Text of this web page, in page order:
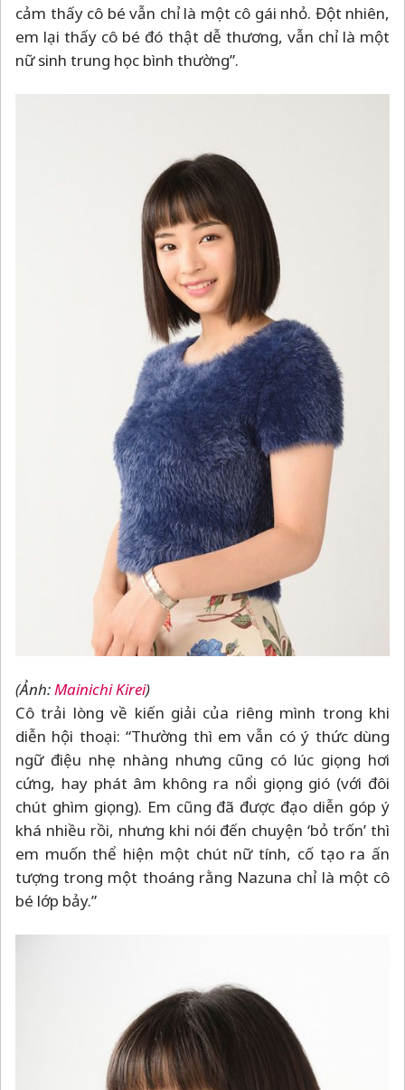
cảm thấy cô bé vẫn chỉ là một cô gái nhỏ. Đột nhiên,
em lại thấy cô bé đó thật dễ thương, vẫn chỉ là một
nữ sinh trung học bình thường”.
(Ảnh:Mainichi Kirei)
Cô trải lòng về kiến giải của riêng mình trong khi
diễn hội thoại: “Thường thì em vẫn có ý thức dùng
ngữ điệu nhẹ nhàng nhưng cũng có lúc giọng hơi
cứng, hay phát âm không ra nổi giọng gió (với đôi
chút ghìm giọng). Em cũng đã được đạo diễn góp ý
khá nhiều rồi, nhưng khi nói đến chuyện ‘bỏ trốn’ thì
em muốn thể hiện một chút nữ tính, cố tạo ra ấn
tượng trong một thoáng rằng Nazuna chỉ là một cô
bé lớp bảy.”